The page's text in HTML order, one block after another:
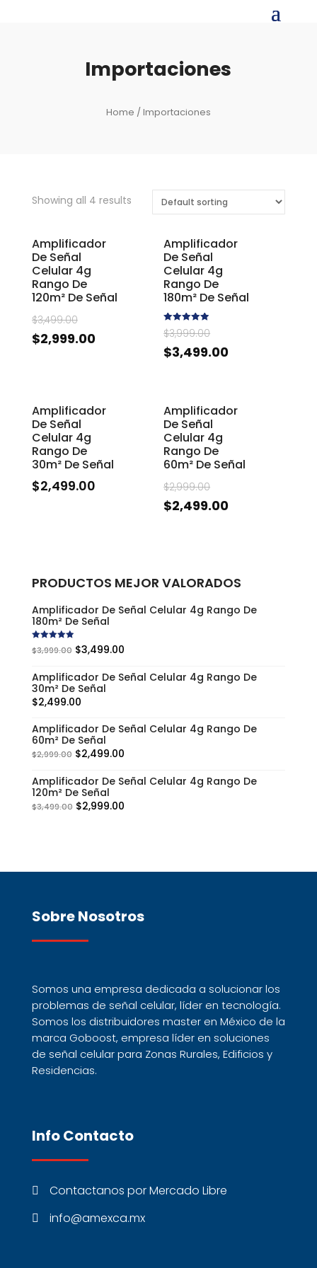
Importaciones
Home / Importaciones
Showing all 4 results
Amplificador
De Señal
Celular 4g
Rango De
120m² De Señal
$3,499.00
$2,999.00
Amplificador
De Señal
Celular 4g
Rango De
180m² De Señal
Rated
5.00
$3,999.00
$3,499.00
Amplificador
De Señal
Celular 4g
Rango De
30m² De Señal
$2,499.00
Amplificador
De Señal
Celular 4g
Rango De
60m² De Señal
$2,999.00
$2,499.00
PRODUCTOS MEJOR VALORADOS
Amplificador De Señal Celular 4g Rango De
180m² De Señal
Rated5.00
out of 5
$3,999.00 $3,499.00
Amplificador De Señal Celular 4g Rango De
30m² De Señal
$2,499.00
Amplificador De Señal Celular 4g Rango De
60m² De Señal
$2,999.00 $2,499.00
Amplificador De Señal Celular 4g Rango De
120m² De Señal
$3,499.00 $2,999.00
Sobre Nosotros
Somos una empresa dedicada a solucionar los
problemas de señal celular, líder en tecnología.
Somos los distribuidores master en México de la
marca Goboost, empresa líder en soluciones
de señal celular para Zonas Rurales, Edificios y
Residencias.
Info Contacto
 Contactanos por Mercado Libre
 info@amexca.mx